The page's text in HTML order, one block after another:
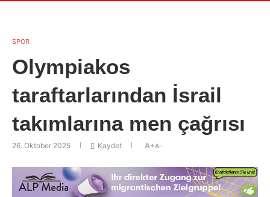
SPOR
Olympiakos
taraftarlarından İsrail
takımlarına men çağrısı
26. Oktober 2025 Kaydet A+A-